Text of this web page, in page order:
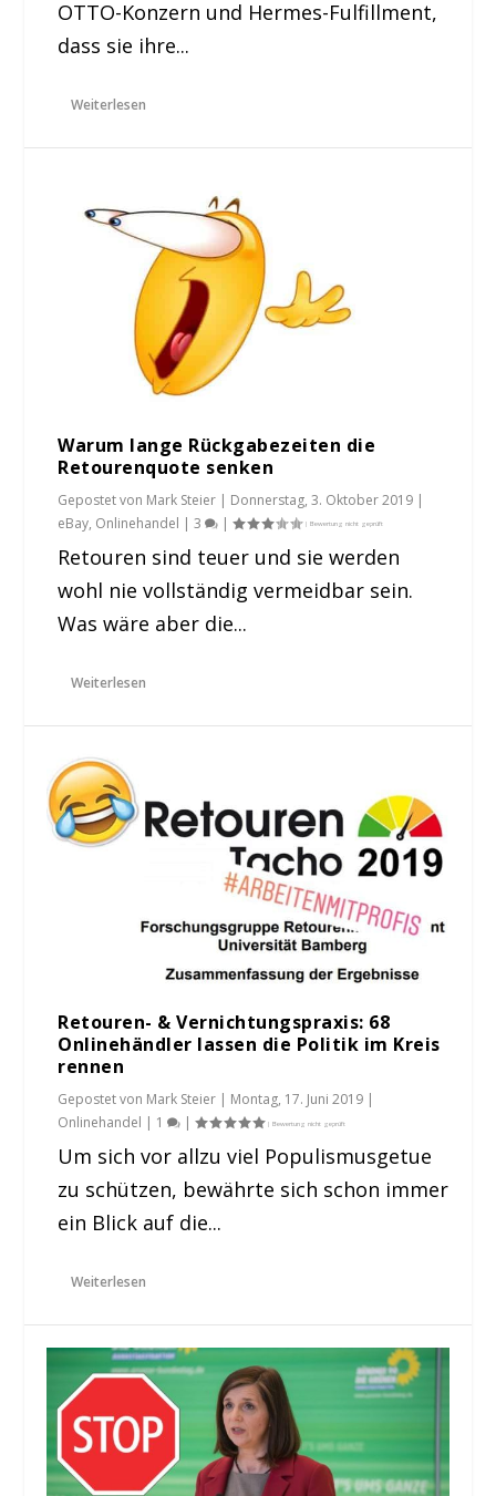
OTTO-Konzern und Hermes-Fulfillment,
dass sie ihre...
Weiterlesen
Warum lange Rückgabezeiten die
Retourenquote senken
Gepostet von Mark Steier | Donnerstag, 3. Oktober 2019 |
eBay, Onlinehandel |3 |
Retouren sind teuer und sie werden
wohl nie vollständig vermeidbar sein.
Was wäre aber die...
Weiterlesen
Retouren- & Vernichtungspraxis: 68
Onlinehändler lassen die Politik im Kreis
rennen
Gepostet von Mark Steier | Montag, 17. Juni 2019 |
Onlinehandel | 1 |
Um sich vor allzu viel Populismusgetue
zu schützen, bewährte sich schon immer
ein Blick auf die...
Weiterlesen